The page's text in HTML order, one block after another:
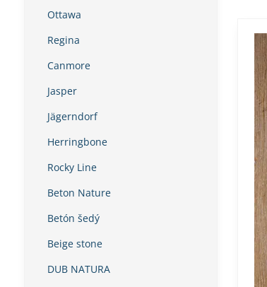
Ottawa
Regina
Canmore
Jasper
Jägerndorf
Herringbone
Rocky Line
Beton Nature
Betón šedý
Beige stone
DUB NATURA